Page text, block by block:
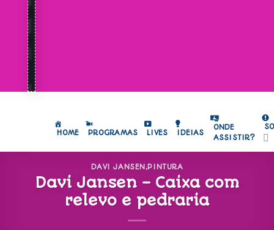
HOME PROGRAMAS LIVES IDEIAS
ONDE
ASSISTIR?
DAVI JANSEN ,PINTURA
Davi Jansen – Caixa com
relevo e pedraria